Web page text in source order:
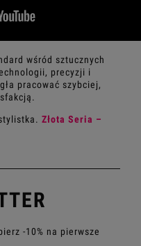
wśród sztucznych
precyzji i
pracować szybciej,
Złota Seria –
-10% na pierwsze